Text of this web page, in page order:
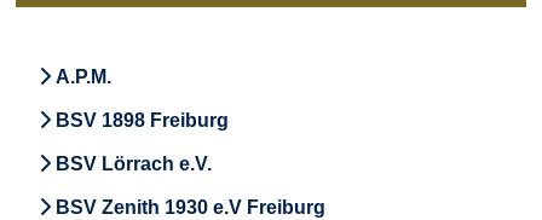
A.P.M.
BSV 1898 Freiburg
BSV Lörrach e.V.
BSV Zenith 1930 e.V Freiburg